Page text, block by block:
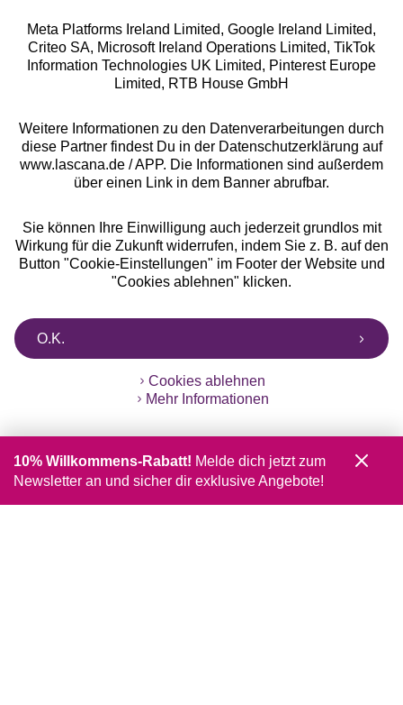
Alle Preise inkl. MwSt., zzgl.
Versandkosten
** Bonität vorausgesetzt, berechtigt zur Bonitätsprüfung
Meta Platforms Ireland Limited, Google Ireland Limited,
Criteo SA, Microsoft Ireland Operations Limited, TikTok
Information Technologies UK Limited, Pinterest Europe
Limited, RTB House GmbH
Weitere Informationen zu den Datenverarbeitungen durch
diese Partner findest Du in der Datenschutzerklärung auf
www.lascana.de / APP. Die Informationen sind außerdem
über einen Link in dem Banner abrufbar.
Sie können Ihre Einwilligung auch jederzeit grundlos mit
Wirkung für die Zukunft widerrufen, indem Sie z. B. auf den
Button "Cookie-Einstellungen" im Footer der Website und
"Cookies ablehnen" klicken.
O.K.
Cookies ablehnen
Mehr Informationen
10% Willkommens-Rabatt! Melde dich jetzt zum
Newsletter an und sicher dir exklusive Angebote!